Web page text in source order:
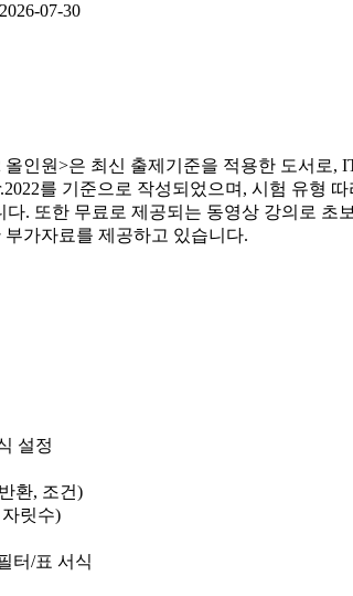
07-30
올인원>은 최신 출제기준을 적용한 도서
를 기준으로 작성되었으며, 시험 유형
. 또한 무료로 제공되는 동영상 강의로
가자료를 제공하고 있습니다.
설정
환, 조건)
릿수)
터/표 서식